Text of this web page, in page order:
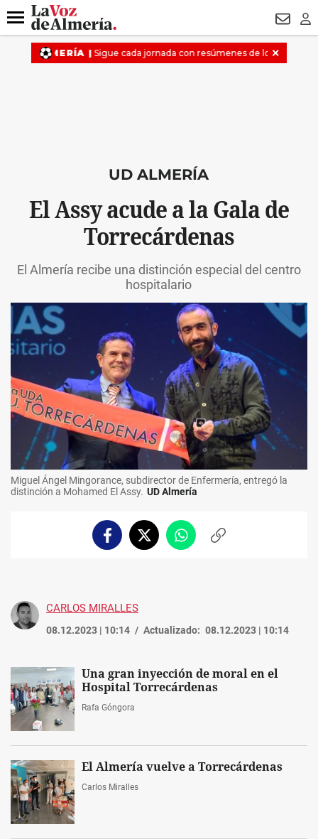
DESTACADO TURISMO
Menú
UD ALMERÍA
El Assy acude a la Gala de
Torrecárdenas
El Almería recibe una distinción especial del centro
hospitalario
Miguel Ángel Mingorance, subdirector de Enfermería, entregó la
distinción a Mohamed El Assy. UD Almería
FacebookTwitterWhatsappCopiar
CARLOS MIRALLES
08.12.2023 | 10:14 Actualizado: 08.12.2023 | 10:14
Una gran inyección de moral en el
Hospital Torrecárdenas
Rafa Góngora
El Almería vuelve a Torrecárdenas
Carlos Miralles